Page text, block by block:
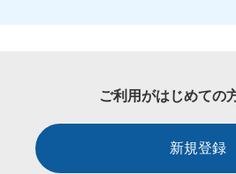
ご利用がはじめての
新規登録